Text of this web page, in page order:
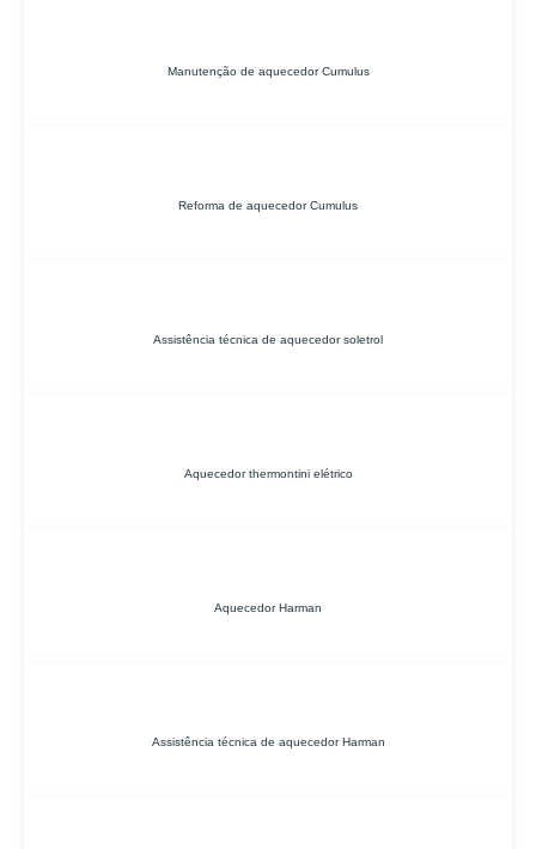
Manutenção de aquecedor Cumulus
Reforma de aquecedor Cumulus
Assistência técnica de aquecedor soletrol
Aquecedor thermontini elétrico
Aquecedor Harman
Assistência técnica de aquecedor Harman